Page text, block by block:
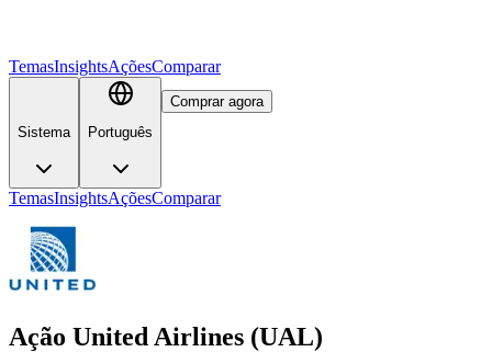
TemasInsightsAçõesComparar
Sistema Português
Comprar agora
TemasInsightsAçõesComparar
Ação United Airlines (UAL)